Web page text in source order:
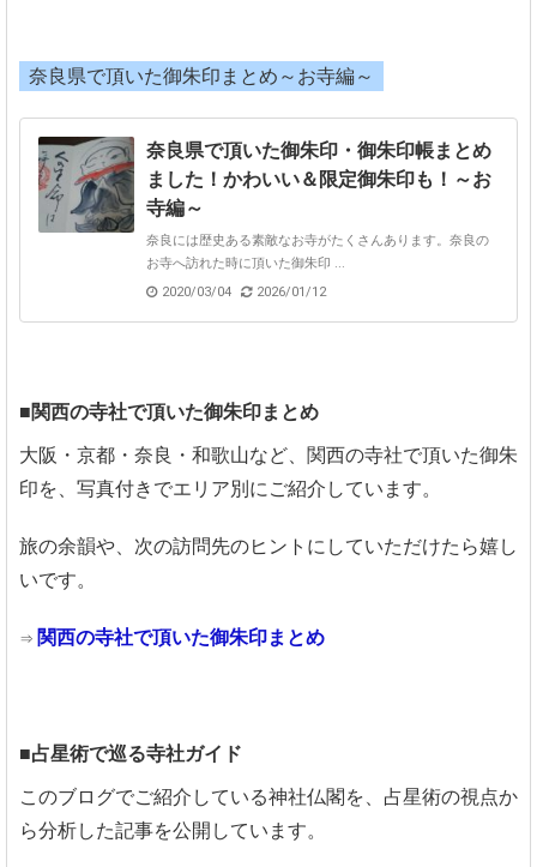
奈良県で頂いた御朱印まとめ～お寺編～
奈良県で頂いた御朱印・御朱印帳まとめ
ました！かわいい＆限定御朱印も！～お
寺編～
奈良には歴史ある素敵なお寺がたくさんあります。奈良の
お寺へ訪れた時に頂いた御朱印 ...
2020/03/04
2026/01/12
■関西の寺社で頂いた御朱印まとめ
大阪・京都・奈良・和歌山など、関西の寺社で頂いた御朱
印を、写真付きでエリア別にご紹介しています。
旅の余韻や、次の訪問先のヒントにしていただけたら嬉し
いです。
⇒ 関西の寺社で頂いた御朱印まとめ
■占星術で巡る寺社ガイド
このブログでご紹介している神社仏閣を、占星術の視点か
ら分析した記事を公開しています。